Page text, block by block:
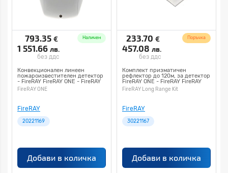
793.35 €
1 551.66 лв.
без ддс
Наличен
Конвекционален линеен
пожароизвестителен детектор
- FireRAY FireRAY ONE - FireRAY
Бял
FireRAY ONE
FireRAY
20221169
Добави в количка
233.70 €
457.08 лв.
без ддс
Поръчка
Комплект призматичен
рефлектор до 120м, за детектор
FireRAY ONE - FireRAY FireRAY
Long Range Kit - FireRAY Бял
FireRAY Long Range Kit
FireRAY
30221167
Добави в количка